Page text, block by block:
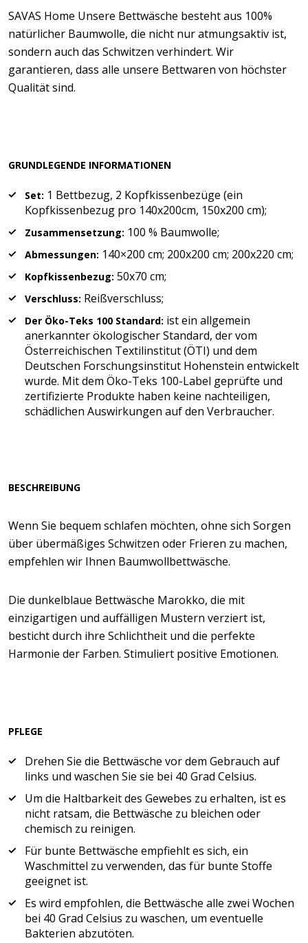
SAVAS Home Unsere Bettwäsche besteht aus 100%
natürlicher Baumwolle, die nicht nur atmungsaktiv ist,
sondern auch das Schwitzen verhindert. Wir
garantieren, dass alle unsere Bettwaren von höchster
Qualität sind.
GRUNDLEGENDE INFORMATIONEN
Set: 1 Bettbezug, 2 Kopfkissenbezüge (ein
Kopfkissenbezug pro 140x200cm, 150x200 cm);
Zusammensetzung: 100 % Baumwolle;
Abmessungen: 140×200 cm; 200x200 cm; 200x220 cm;
Kopfkissenbezug: 50x70 cm;
Verschluss: Reißverschluss;
Der Öko-Teks 100 Standard: ist ein allgemein
anerkannter ökologischer Standard, der vom
Österreichischen Textilinstitut (ÖTI) und dem
Deutschen Forschungsinstitut Hohenstein entwickelt
wurde. Mit dem Öko-Teks 100-Label geprüfte und
zertifizierte Produkte haben keine nachteiligen,
schädlichen Auswirkungen auf den Verbraucher.
BESCHREIBUNG
Wenn Sie bequem schlafen möchten, ohne sich Sorgen
über übermäßiges Schwitzen oder Frieren zu machen,
empfehlen wir Ihnen Baumwollbettwäsche.
Die dunkelblaue Bettwäsche Marokko, die mit
einzigartigen und auffälligen Mustern verziert ist,
besticht durch ihre Schlichtheit und die perfekte
Harmonie der Farben. Stimuliert positive Emotionen.
PFLEGE
Drehen Sie die Bettwäsche vor dem Gebrauch auf
links und waschen Sie sie bei 40 Grad Celsius.
Um die Haltbarkeit des Gewebes zu erhalten, ist es
nicht ratsam, die Bettwäsche zu bleichen oder
chemisch zu reinigen.
Für bunte Bettwäsche empfiehlt es sich, ein
Waschmittel zu verwenden, das für bunte Stoffe
geeignet ist.
Es wird empfohlen, die Bettwäsche alle zwei Wochen
bei 40 Grad Celsius zu waschen, um eventuelle
Bakterien abzutöten.